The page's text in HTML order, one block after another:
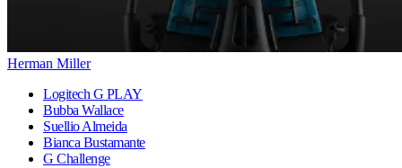
Herman Miller
Logitech G PLAY
Bubba Wallace
Suellio Almeida
Bianca Bustamante
G Challenge